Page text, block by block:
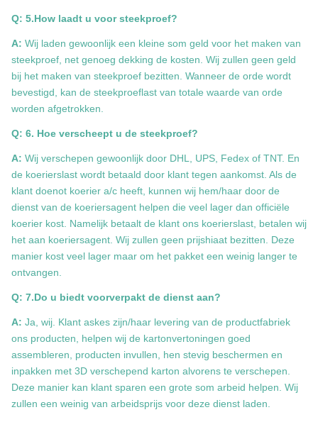
Q: 5.How laadt u voor steekproef?
A: Wij laden gewoonlijk een kleine som geld voor het maken van
steekproef, net genoeg dekking de kosten. Wij zullen geen geld
bij het maken van steekproef bezitten. Wanneer de orde wordt
bevestigd, kan de steekproeflast van totale waarde van orde
worden afgetrokken.
Q: 6. Hoe verscheept u de steekproef?
A: Wij verschepen gewoonlijk door DHL, UPS, Fedex of TNT. En
de koerierslast wordt betaald door klant tegen aankomst. Als de
klant doenot koerier a/c heeft, kunnen wij hem/haar door de
dienst van de koeriersagent helpen die veel lager dan officiële
koerier kost. Namelijk betaalt de klant ons koerierslast, betalen wij
het aan koeriersagent. Wij zullen geen prijshiaat bezitten. Deze
manier kost veel lager maar om het pakket een weinig langer te
ontvangen.
Q: 7.Do u biedt voorverpakt de dienst aan?
A: Ja, wij. Klant askes zijn/haar levering van de productfabriek
ons producten, helpen wij de kartonvertoningen goed
assembleren, producten invullen, hen stevig beschermen en
inpakken met 3D verschepend karton alvorens te verschepen.
Deze manier kan klant sparen een grote som arbeid helpen. Wij
zullen een weinig van arbeidsprijs voor deze dienst laden.